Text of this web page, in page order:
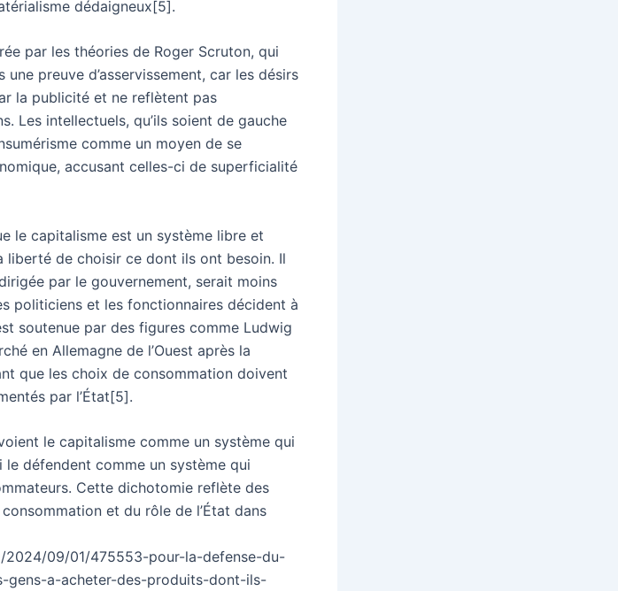
dédaigneux[5].
par les théories de Roger Scruton, qui
preuve d’asservissement, car les désirs
la publicité et ne reflètent pas
Les intellectuels, qu’ils soient de gauche
comme un moyen de se
accusant celles-ci de superficialité
le capitalisme est un système libre et
liberté de choisir ce dont ils ont besoin. Il
par le gouvernement, serait moins
politiciens et les fonctionnaires décident à
soutenue par des figures comme Ludwig
en Allemagne de l’Ouest après la
que les choix de consommation doivent
par l’État[5].
le capitalisme comme un système qui
défendent comme un système qui
Cette dichotomie reflète des
et du rôle de l’État dans
09/01/475553-pour-la-defense-du-
gens-a-acheter-des-produits-dont-ils-